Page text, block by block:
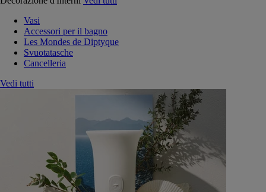
Vasi
Accessori per il bagno
Les Mondes de Diptyque
Svuotatasche
Cancelleria
Vedi tutti